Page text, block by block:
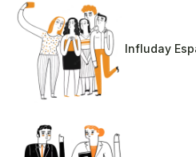
Influday